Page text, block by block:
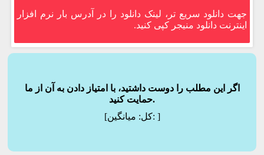
جهت دانلود سریع تر، لینک دانلود را در آدرس بار نرم افزار
اینترنت دانلود منیجر کپی کنید.
اگر این مطلب را دوست داشتید، با امتیاز دادن به آن از ما
حمایت کنید.
[کل:میانگین: ]